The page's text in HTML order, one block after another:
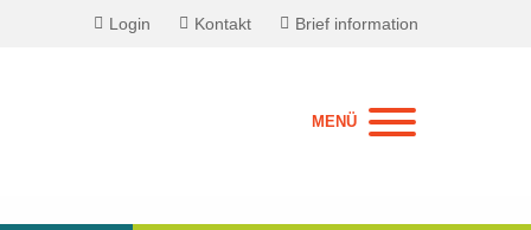
Login Kontakt Brief information
MENÜ